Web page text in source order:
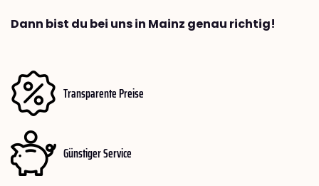
Dann bist du bei uns in Mainz genau richtig!
Transparente Preise
Günstiger Service